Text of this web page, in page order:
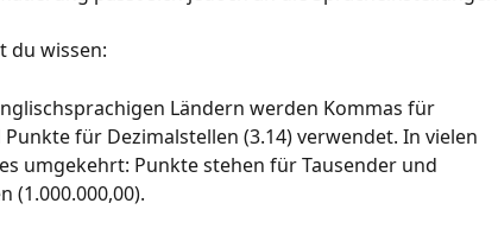
du wissen:
Ländern werden Kommas für
Punkte für Dezimalstellen (3.14) verwendet. In vielen
umgekehrt: Punkte stehen für Tausender und
(1.000.000,00).